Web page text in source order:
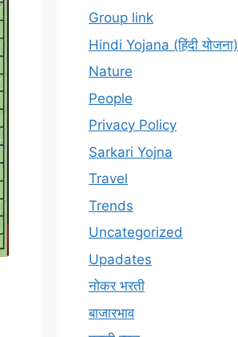
Group link
Hindi Yojana (हिंदी योजना)
Nature
People
Privacy Policy
Sarkari Yojna
Travel
Trends
Uncategorized
Upadates
नोकर भरती
बाजारभाव